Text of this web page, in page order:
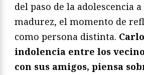
del paso de la adolescencia
madurez, el momento de
como persona distinta.
indolencia entre los
con sus amigos, piensa